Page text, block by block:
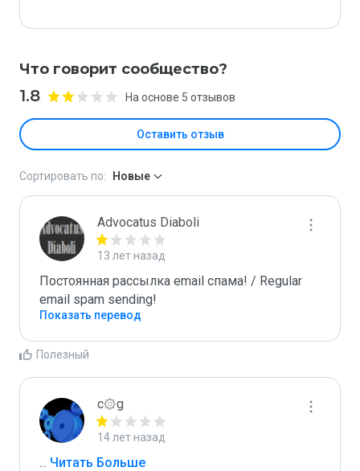
Что говорит сообщество?
1.8 На основе 5 отзывов
Оставить отзыв
Сортировать по: Новые
Advocatus Diaboli
13 лет назад
Постоянная рассылка email спама! / Regular
email spam sending!
Показать перевод
Полезный
c۞g
14 лет назад
... Читать Больше